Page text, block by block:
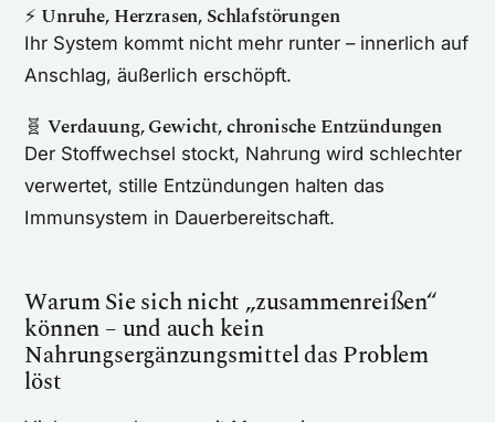
⚡️ Unruhe, Herzrasen, Schlafstörungen
Ihr System kommt nicht mehr runter – innerlich auf
Anschlag, äußerlich erschöpft.
🧬Verdauung, Gewicht, chronische Entzündungen
Der Stoffwechsel stockt, Nahrung wird schlechter
verwertet, stille Entzündungen halten das
Immunsystem in Dauerbereitschaft.
Warum Sie sich nicht „zusammenreißen“
können – und auch kein
Nahrungsergänzungsmittel das Problem
löst